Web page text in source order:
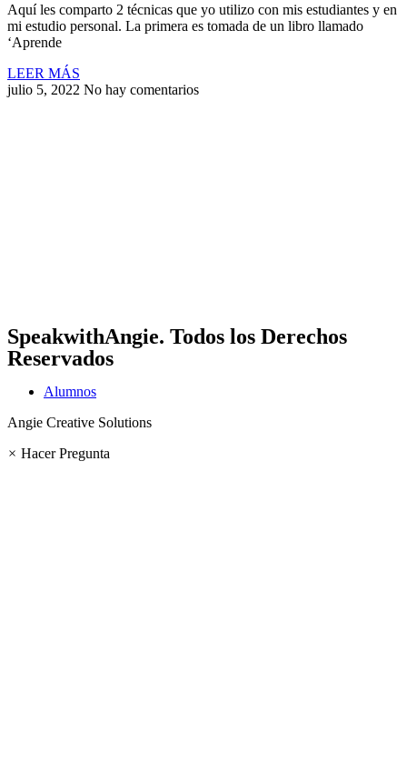
Aquí les comparto 2 técnicas que yo utilizo con mis estudiantes y en
mi estudio personal. La primera es tomada de un libro llamado
‘Aprende
LEER MÁS
julio 5, 2022 No hay comentarios
SpeakwithAngie. Todos los Derechos
Reservados
Alumnos
Angie Creative Solutions
× Hacer Pregunta